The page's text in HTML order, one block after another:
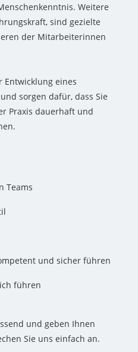
Weitere
sind gezielte
der Mitarbeiterinnen
Entwicklung eines
sorgen dafür, dass Sie
Praxis dauerhaft und
Teams
und sicher führen
führen
und geben Ihnen
Sie uns einfach an.